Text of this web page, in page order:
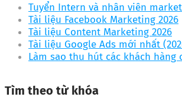
Tuyển Intern và nhân viên
Tài liệu Facebook Marketing 2026
Tài liệu Content Marketing 2026
Tài liệu Google Ads mới nhất
Làm sao thu hút các khách hàng
Tìm theo từ khóa